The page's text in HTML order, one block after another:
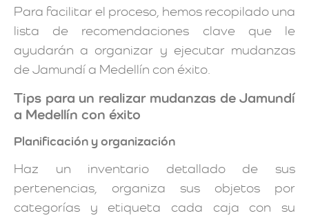
Para facilitar el proceso, hemos recopilado una
lista de recomendaciones clave que le
ayudarán a organizar y ejecutar mudanzas
de Jamundí a Medellín con éxito.
Tips para un realizar mudanzas de Jamundí
a Medellín con éxito
Planificación y organización
Haz un inventario detallado de sus
pertenencias, organiza sus objetos por
categorías y etiqueta cada caja con su